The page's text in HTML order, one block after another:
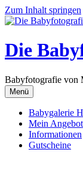
Zum Inhalt springen
Die
Babyfotografie von
Menü
Babygalerie
Mein Angebot
Informationen
Gutscheine